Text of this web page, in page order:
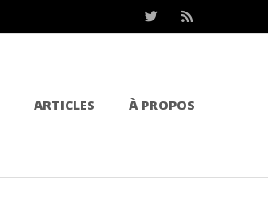
ARTICLES À PROPOS